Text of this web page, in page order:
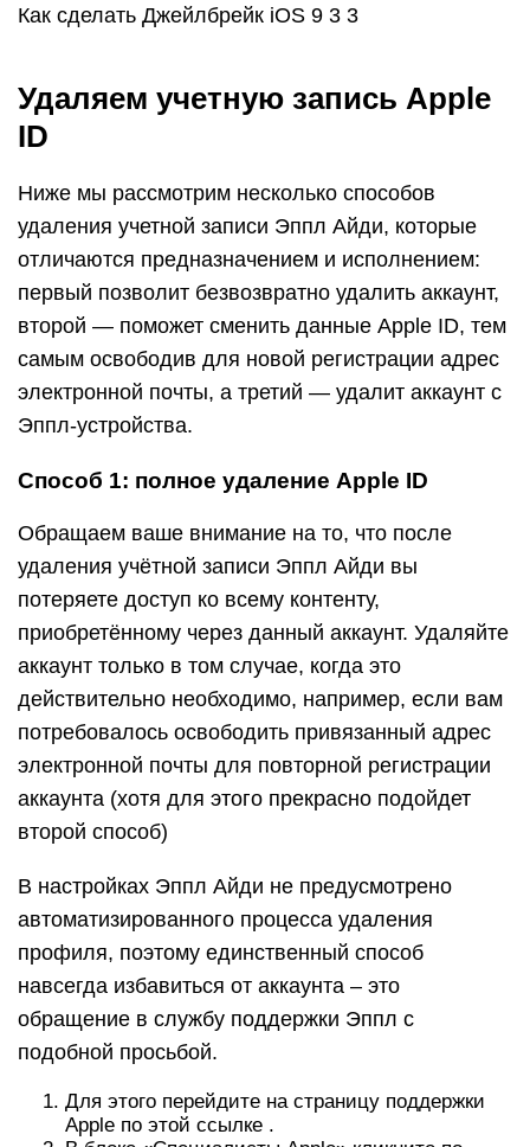
Как сделать Джейлбрейк iOS 9 3 3
Удаляем учетную запись Apple
ID
Ниже мы рассмотрим несколько способов
удаления учетной записи Эппл Айди, которые
отличаются предназначением и исполнением:
первый позволит безвозвратно удалить аккаунт,
второй — поможет сменить данные Apple ID, тем
самым освободив для новой регистрации адрес
электронной почты, а третий — удалит аккаунт с
Эппл-устройства.
Способ 1: полное удаление Apple ID
Обращаем ваше внимание на то, что после
удаления учётной записи Эппл Айди вы
потеряете доступ ко всему контенту,
приобретённому через данный аккаунт. Удаляйте
аккаунт только в том случае, когда это
действительно необходимо, например, если вам
потребовалось освободить привязанный адрес
электронной почты для повторной регистрации
аккаунта (хотя для этого прекрасно подойдет
второй способ)
В настройках Эппл Айди не предусмотрено
автоматизированного процесса удаления
профиля, поэтому единственный способ
навсегда избавиться от аккаунта – это
обращение в службу поддержки Эппл с
подобной просьбой.
Для этого перейдите на страницу поддержки
Apple по этой ссылке .